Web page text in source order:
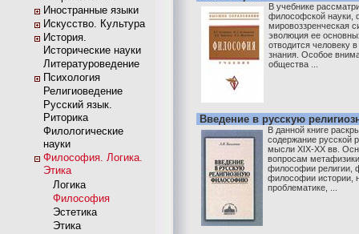
Иностранные языки
Искусство. Культура
История.
Исторические науки
Литературоведение
Психология
Религиоведение
Русский язык.
Риторика
Филологические
науки
Философия. Логика.
Этика
Логика
Философия
Эстетика
Этика
В учебнике
философской науки,
мировоззренческая
эволюция ее
отводится человеку
знания. Особое
общества ...
Введение в русскую
В данной книге
содержание русской
мысли XIX-XX вв.
вопросам
философии религии,
философии истории,
проблематике, ...